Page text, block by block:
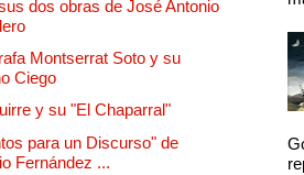
dos obras de José Antonio
Montserrat Soto y su
Ciego
y su "El Chaparral"
para un Discurso" de
Fernández ...